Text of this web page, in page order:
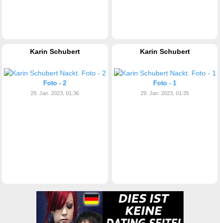
Karin Schubert
Foto - 2
29. Jan. 2023, 01:36
Karin Schubert
Foto - 1
29. Jan. 2023, 01:35